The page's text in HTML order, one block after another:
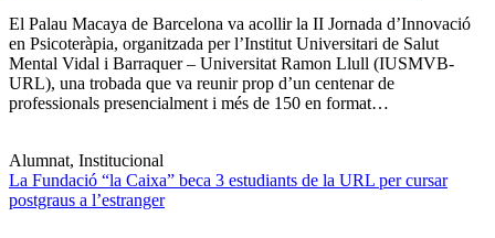
El Palau Macaya de Barcelona va acollir la II Jornada d’Innovació
en Psicoteràpia, organitzada per l’Institut Universitari de Salut
Mental Vidal i Barraquer – Universitat Ramon Llull (IUSMVB-
URL), una trobada que va reunir prop d’un centenar de
professionals presencialment i més de 150 en format…
Alumnat, Institucional
La Fundació “la Caixa” beca 3 estudiants de la URL per cursar
postgraus a l’estranger